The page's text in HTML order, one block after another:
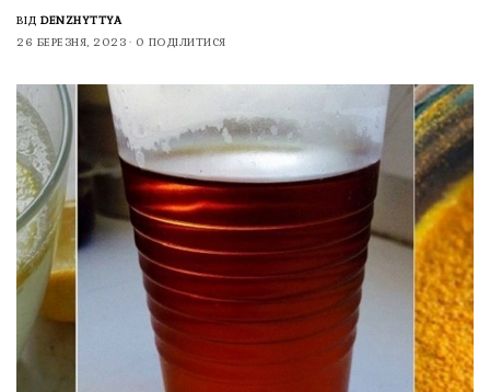
ВІД DENZHYTTYA
26 БЕРЕЗНЯ, 2023
0 ПОДІЛИТИСЯ